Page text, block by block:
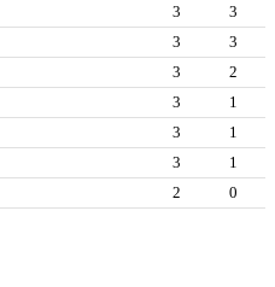
3
3
3
3
3
2
3
1
3
1
3
1
2 0